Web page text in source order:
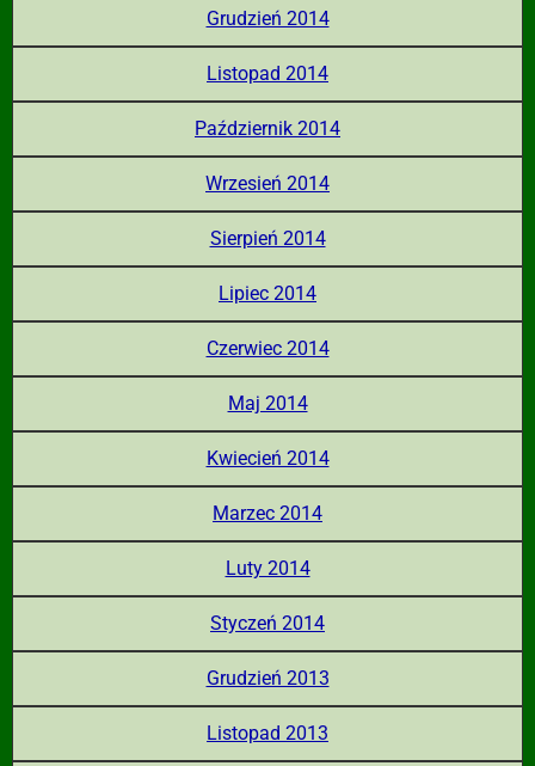
Grudzień 2014
Listopad 2014
Październik 2014
Wrzesień 2014
Sierpień 2014
Lipiec 2014
Czerwiec 2014
Maj 2014
Kwiecień 2014
Marzec 2014
Luty 2014
Styczeń 2014
Grudzień 2013
Listopad 2013